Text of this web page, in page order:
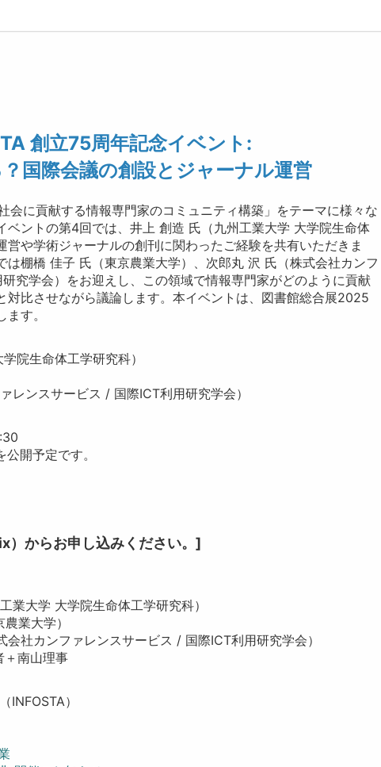
創立75周年記念イベント:
国際会議の創設とジャーナル運営
に貢献する情報専門家のコミュニティ構築」をテーマに様々な
ベントの第4回では、井上 創造 氏（九州工業大学 大学院生命体
や学術ジャーナルの創刊に関わったご経験を共有いただきま
は棚橋 佳子 氏（東京農業大学）、次郎丸 沢 氏（株式会社カンフ
究学会）をお迎えし、この領域で情報専門家がどのように貢献
対比させながら議論します。本イベントは、図書館総合展2025
す。
院生命体工学研究科）
レンスサービス / 国際ICT利用研究学会）
開予定です。
）からお申し込みください。]
大学 大学院生命体工学研究科）
業大学）
社カンファレンスサービス / 国際ICT利用研究学会）
南山理事
INFOSTA）